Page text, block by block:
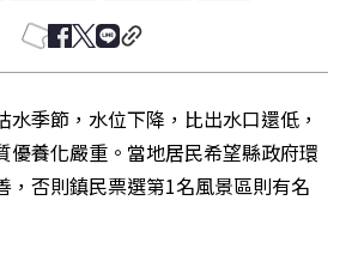
水季節，水位下降，比出水口還低，
優養化嚴重。當地居民希望縣政府環
，否則鎮民票選第1名風景區則有名